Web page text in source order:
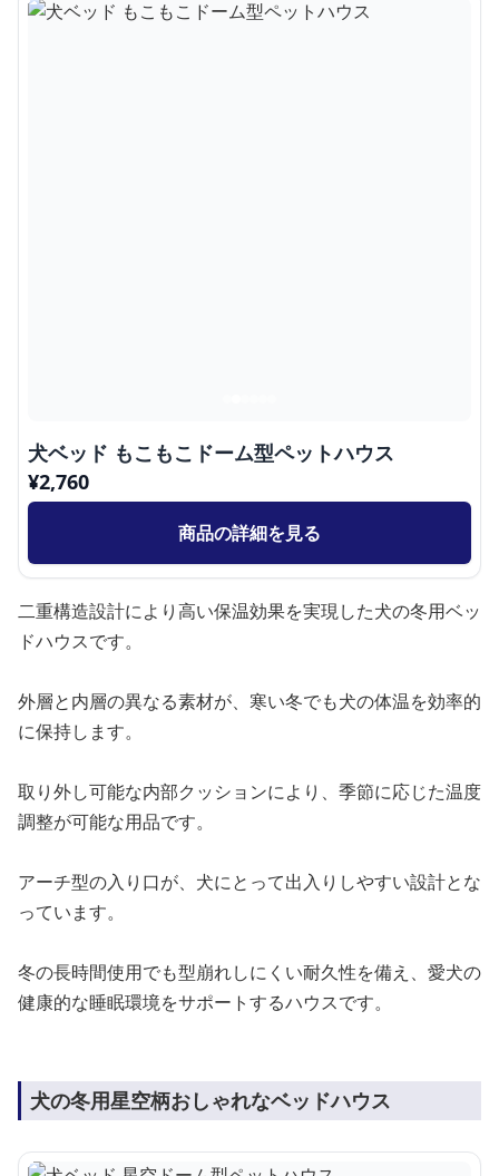
犬ベッド もこもこドーム型ペットハウス
¥2,760
商品の詳細を見る
二重構造設計により高い保温効果を実現した犬の冬用ベッ
ドハウスです。
外層と内層の異なる素材が、寒い冬でも犬の体温を効率的
に保持します。
取り外し可能な内部クッションにより、季節に応じた温度
調整が可能な用品です。
アーチ型の入り口が、犬にとって出入りしやすい設計とな
っています。
冬の長時間使用でも型崩れしにくい耐久性を備え、愛犬の
健康的な睡眠環境をサポートするハウスです。
犬の冬用星空柄おしゃれなベッドハウス